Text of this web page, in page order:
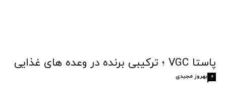
پاستا VGC ؛ ترکیبی برنده در وعده های غذایی
بهروز مجیدی 0